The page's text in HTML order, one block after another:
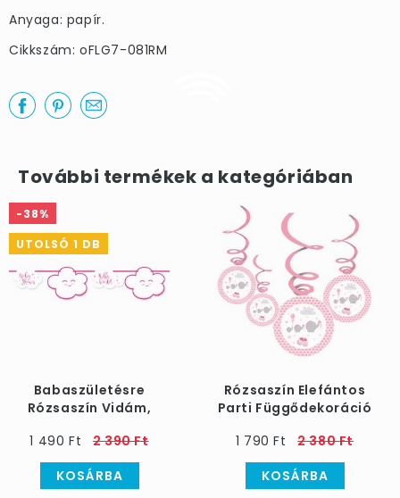
Anyaga: papír.
Cikkszám: oFLG7-081RM
További termékek a kategóriában
-38%
UTOLSÓ 1 DB
Babaszületésre
Rózsaszín Vidám,
Füzér - 4 m
1 490 Ft
2 390 Ft
KOSÁRBA
Rózsaszín Elefántos
Parti Függődekoráció
1 790 Ft
2 380 Ft
KOSÁRBA